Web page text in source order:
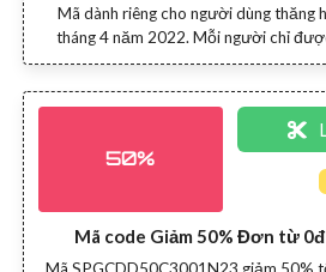
Mã dành riêng cho người dùng thăng
tháng 4 năm 2022. Mỗi người chỉ
50%
Mã code Giảm 50% Đơn từ
Mã SPGCDD50C3001N23 giảm 50%